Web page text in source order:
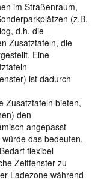
im Straßenraum,
(z.B.
d.h. die
Zusatztafeln, die
Eine
ist dadurch
Zusatztafeln bieten,
den
angepasst
das bedeuten,
flexibel
Zeitfenster zu
Ladezone während